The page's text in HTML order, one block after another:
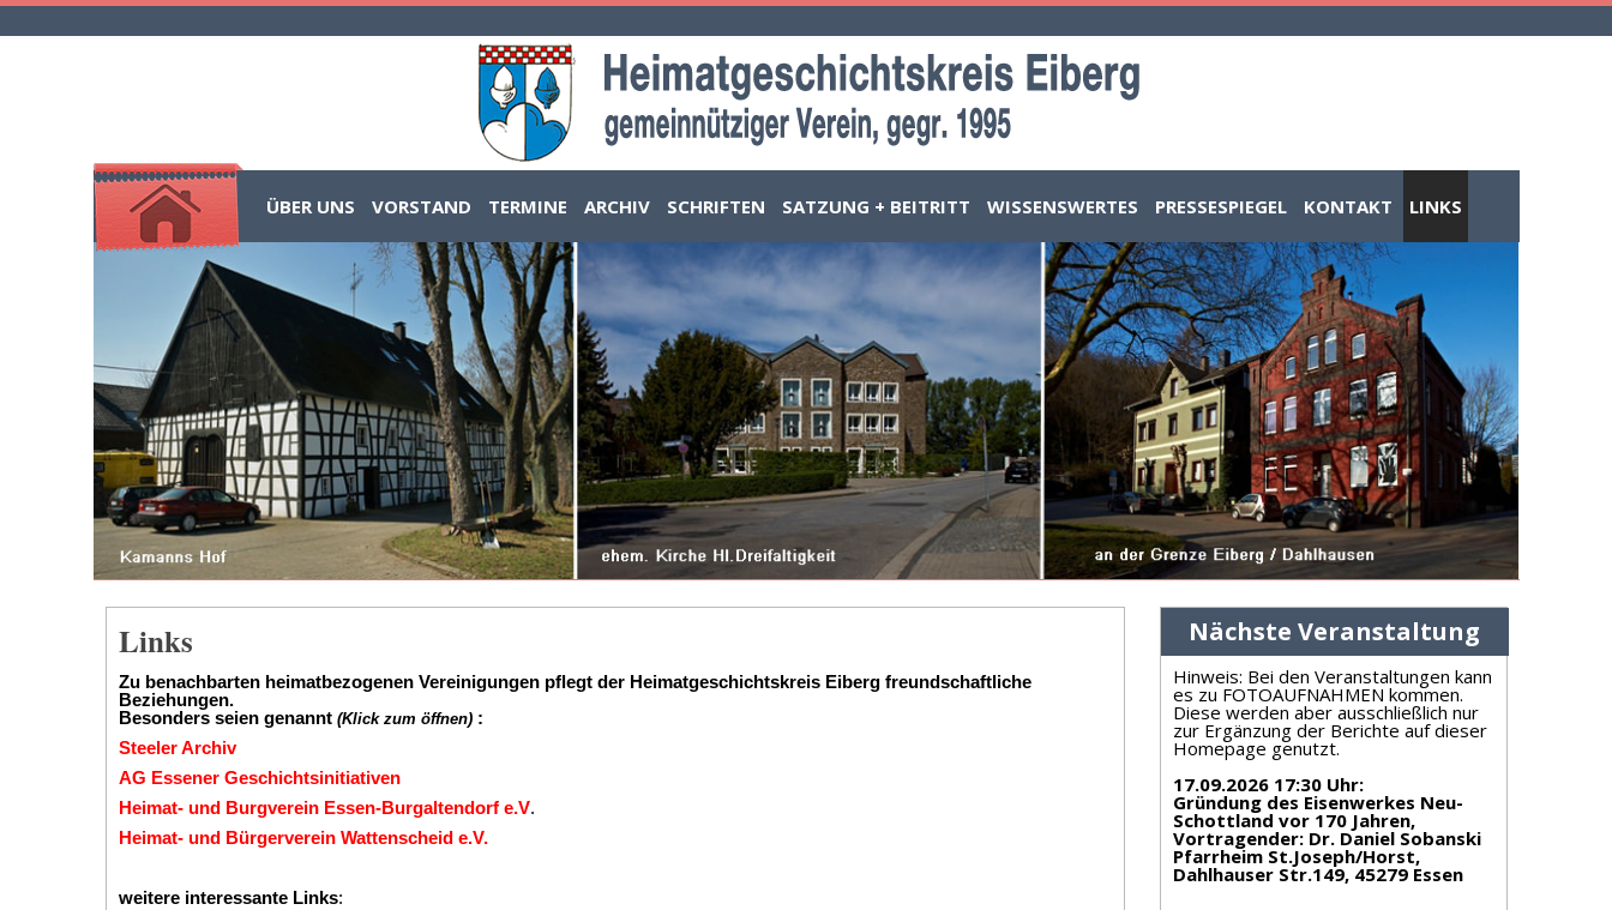
ÜBER UNS VORSTAND TERMINE ARCHIV SCHRIFTEN SATZUNG + BEITRITT WISSENSWERTES PRESSESPIEGEL KONTAKT LINKS
Links
Zu benachbarten heimatbezogenen Vereinigungen pflegt der Heimatgeschichtskreis Eiberg freundschaftliche
Beziehungen.
Besonders seien genannt (Klick zum öffnen):
Steeler Archiv
AG Essener Geschichtsinitiativen
Heimat- und Burgverein Essen-Burgaltendorf e.V.
Heimat- und Bürgerverein Wattenscheid e.V.
weitere interessante Links:
Nächste Veranstaltung
Hinweis: Bei den Veranstaltungen kann
es zu FOTOAUFNAHMEN kommen.
Diese werden aber ausschließlich nur
zur Ergänzung der Berichte auf dieser
Homepage genutzt.
17.09.2026 17:30 Uhr:
Gründung des Eisenwerkes Neu-
Schottland vor 170 Jahren,
Vortragender: Dr. Daniel Sobanski
Pfarrheim St.Joseph/Horst,
Dahlhauser Str.149, 45279 Essen